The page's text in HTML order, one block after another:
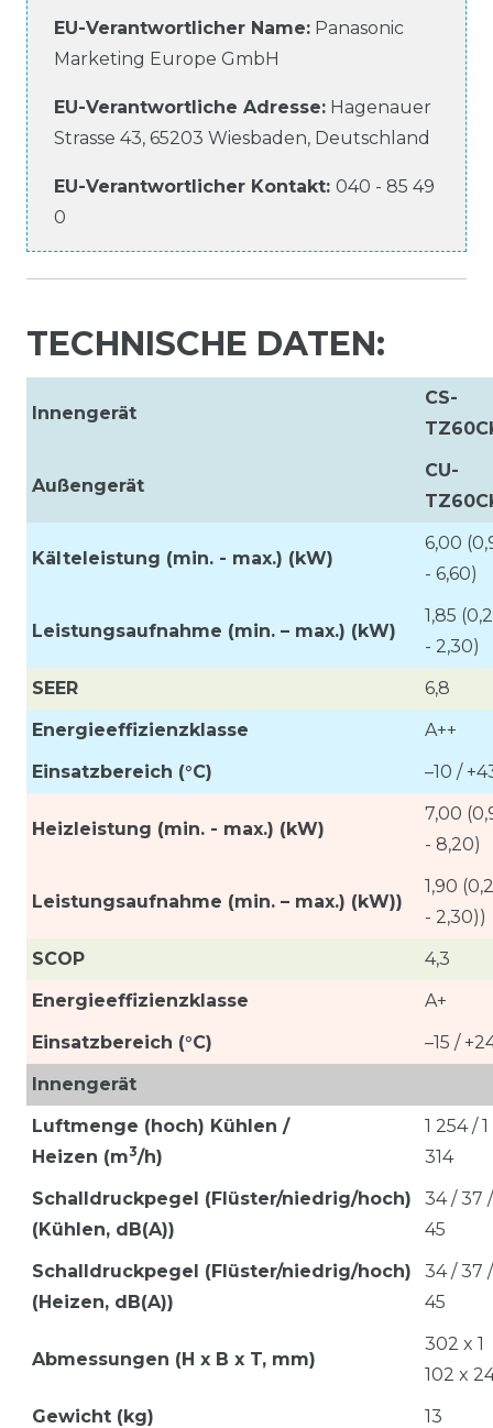
EU-Verantwortlicher Name: Panasonic
Marketing Europe GmbH
EU-Verantwortliche Adresse: Hagenauer
Strasse 43, 65203 Wiesbaden, Deutschland
EU-Verantwortlicher Kontakt: 040 - 85 49
0
TECHNISCHE DATEN:
Innengerät
CS-
Außengerät
CU-
Kälteleistung (min. - max.) (kW)
6,00
- 6,60)
Leistungsaufnahme (min. – max.) (kW)
1,85
- 2,30)
SEER
6,8
Energieeffizienzklasse
A++
Einsatzbereich (°C)
–10 /
Heizleistung (min. - max.) (kW)
7,00
- 8,20)
Leistungsaufnahme (min. – max.) (kW))
1,90
- 2,30))
SCOP
4,3
Energieeffizienzklasse
A+
Einsatzbereich (°C)
–15 /
Innengerät
Luftmenge (hoch) Kühlen /
Heizen (m3/h)
1 254 / 1
314
Schalldruckpegel (Flüster/niedrig/hoch)
(Kühlen, dB(A))
34 / 37 /
45
Schalldruckpegel (Flüster/niedrig/hoch)
(Heizen, dB(A))
34 / 37 /
45
Abmessungen (H x B x T, mm)
302 x 1
102 x
Gewicht (kg)
13